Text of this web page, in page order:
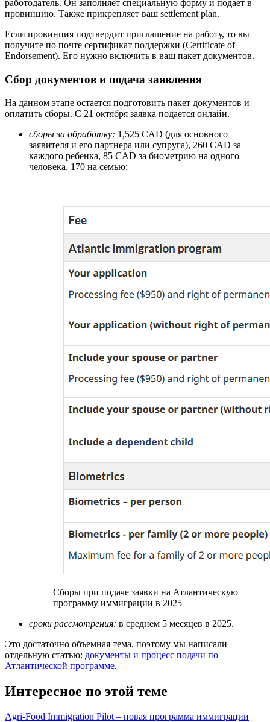
работодатель. Он заполняет специальную форму и подает в
провинцию. Также прикрепляет ваш settlement plan.
Если провинция подтвердит приглашение на работу, то вы
получите по почте сертификат поддержки (Certificate of
Endorsement). Его нужно включить в ваш пакет документов.
Сбор документов и подача заявления
На данном этапе остается подготовить пакет документов и
оплатить сборы. С 21 октября заявка подается онлайн.
сборы за обработку: 1,525 CAD (для основного
заявителя и его партнера или супруга), 260 CAD за
каждого ребенка, 85 CAD за биометрию на одного
человека, 170 на семью;
Сборы при подаче заявки на Атлантическую
программу иммиграции в 2025
сроки рассмотрения: в среднем 5 месяцев в 2025.
Это достаточно объемная тема, поэтому мы написали
отдельную статью: документы и процесс подачи по
Атлантической программе.
Интересное по этой теме
Agri-Food Immigration Pilot – новая программа иммиграции